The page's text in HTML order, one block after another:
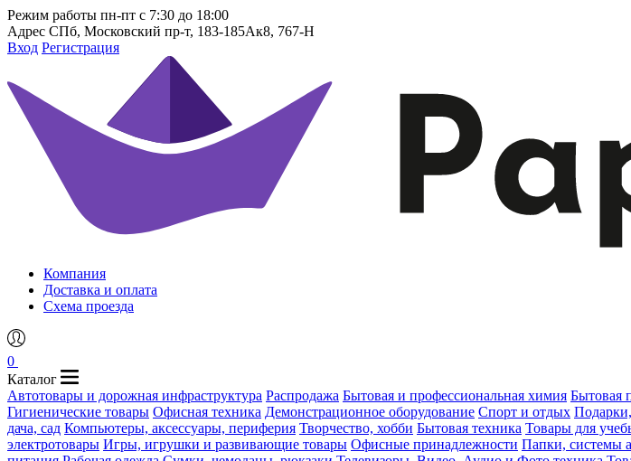
Режим работы пн-пт с 7:30 до 18:00
Адрес СПб, Московский пр-т, 183-185Ак8, 767-Н
Вход Регистрация
Компания
Доставка и оплата
Схема проезда
0
Каталог
Автотовары и дорожная инфраструктура Распродажа Бытовая и профессиональная химия Бытовая
Гигиенические товары Офисная техника Демонстрационное оборудование Спорт и отдых
дача, сад Компьютеры, аксессуары, периферия Творчество, хобби Бытовая техника Товары для
электротовары Игры, игрушки и развивающие товары Офисные принадлежности Папки, системы